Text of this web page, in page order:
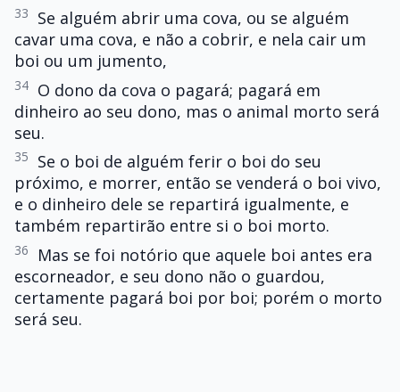
33
Se alguém abrir uma cova, ou se alguém
cavar uma cova, e não a cobrir, e nela cair um
boi ou um jumento,
34 O dono da cova o pagará; pagará em
dinheiro ao seu dono, mas o animal morto será
seu.
35
Se o boi de alguém ferir o boi do seu
próximo, e morrer, então se venderá o boi vivo,
e o dinheiro dele se repartirá igualmente, e
também repartirão entre si o boi morto.
36
Mas se foi notório que aquele boi antes era
escorneador, e seu dono não o guardou,
certamente pagará boi por boi; porém o morto
será seu.